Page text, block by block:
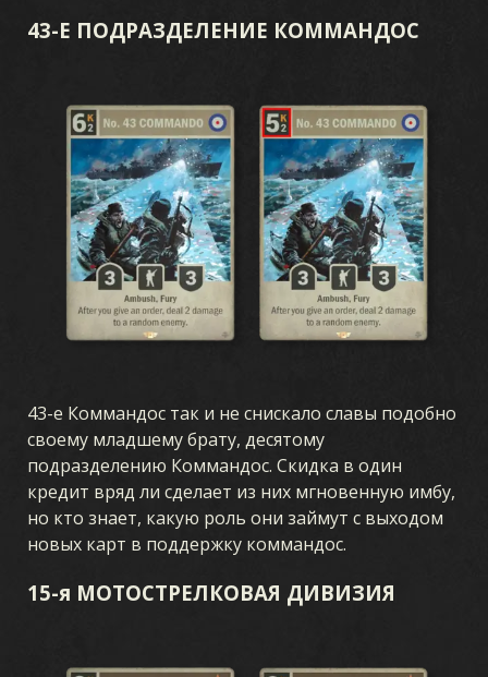
43-Е ПОДРАЗДЕЛЕНИЕ КОММАНДОС
43-е Коммандос так и не снискало славы подобно
своему младшему брату, десятому
подразделению Коммандос. Скидка в один
кредит вряд ли сделает из них мгновенную имбу,
но кто знает, какую роль они займут с выходом
новых карт в поддержку коммандос.
15-я МОТОСТРЕЛКОВАЯ ДИВИЗИЯ